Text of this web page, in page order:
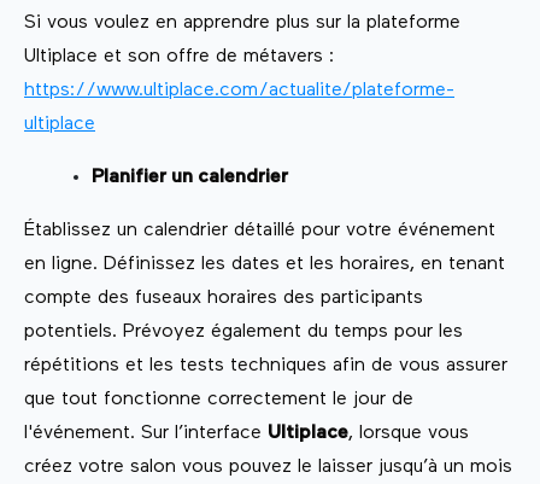
Si vous voulez en apprendre plus sur la plateforme
Ultiplace et son offre de métavers :
https://www.ultiplace.com/actualite/plateforme-
ultiplace
Planifier un calendrier
Établissez un calendrier détaillé pour votre événement
en ligne. Définissez les dates et les horaires, en tenant
compte des fuseaux horaires des participants
potentiels. Prévoyez également du temps pour les
répétitions et les tests techniques afin de vous assurer
que tout fonctionne correctement le jour de
l'événement. Sur l’interface Ultiplace, lorsque vous
créez votre salon vous pouvez le laisser jusqu’à un mois